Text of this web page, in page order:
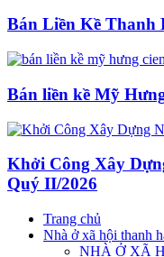
Bán Liền Kề Thanh
Bán liền kề Mỹ
Khởi Công Xây
Quý II/2026
Trang chủ
Nhà ở xã hội thanh
NHÀ Ở XÃ